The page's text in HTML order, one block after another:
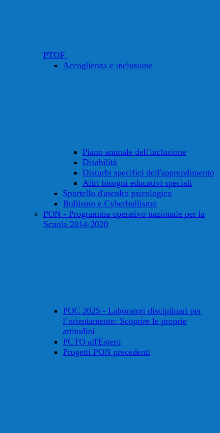
PTOF
Accoglienza e inclusione
Piano annuale dell'inclusione
Disabilità
Disturbi specifici dell'apprendimento
Altri bisogni educativi speciali
Sportello d'ascolto psicologico
Bullismo e Cyberbullismo
PON - Programma operativo nazionale per la
Scuola 2014-2020
POC 2025 - Laboratori disciplinari per
l’orientamento: Scoprire le proprie
attitudini
PCTO all'Estero
Progetti PON precedenti